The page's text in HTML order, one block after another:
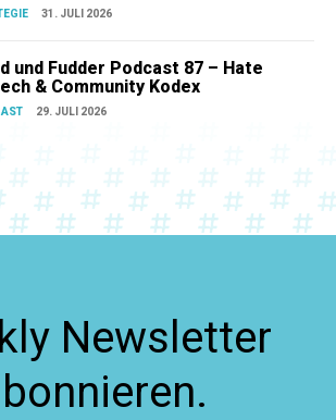
31. JULI 2026
und Fudder Podcast 87 – Hate
& Community Kodex
29. JULI 2026
Newsletter